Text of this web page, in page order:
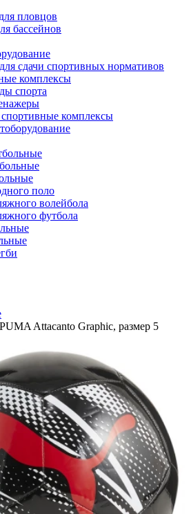
пловцов
бассейнов
сдачи спортивных нормативов
комплексы
спорта
комплексы
поло
волейбола
футбола
Attacanto Graphic, размер 5